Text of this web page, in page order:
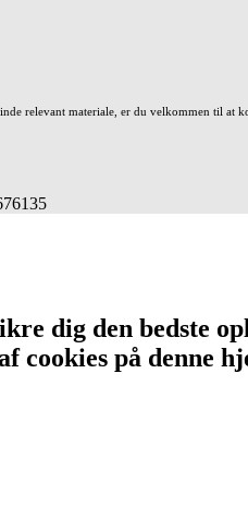
relevant materiale, er du velkommen til at
dig den bedste
cookies på